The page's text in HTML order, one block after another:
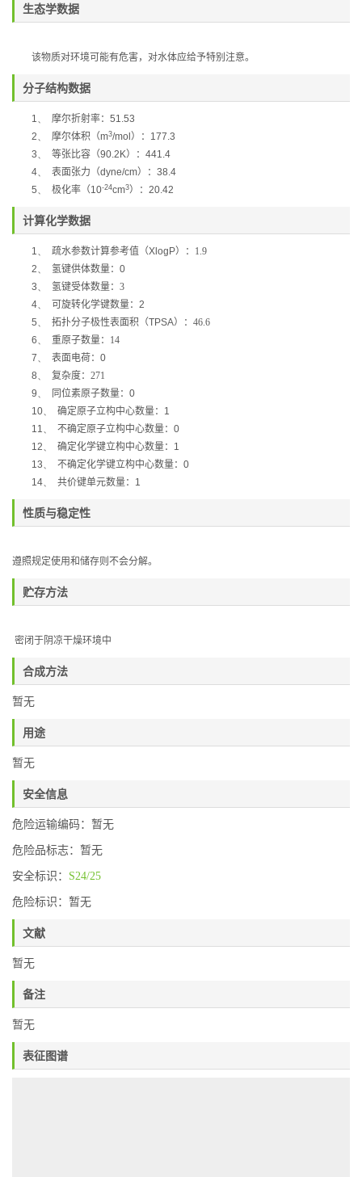
生态学数据
该物质对环境可能有危害，对水体应给予特别注意。
分子结构数据
1、 摩尔折射率： 51.53
2、
摩尔体积（m3/mol ）： 177.3
3、
等张比容（90.2K）： 441.4
4、
表面张力（dyne/cm）： 38.4
5、
极化率 （10-24cm3）： 20.42
计算化学数据
1、 疏水参数计算参考值（XlogP）：1.9
2、
氢键供体数量： 0
3、
氢键受体数量：3
4、
可旋转化学键数量： 2
5、
拓扑分子极性表面积（TPSA）：46.6
6、
重原子数量：14
7、
表面电荷： 0
8、
复杂度：271
9、
同位素原子数量： 0
10、
确定原子立构中心数量： 1
11、
不确定原子立构中心数量： 0
12、
确定化学键立构中心数量： 1
13、
不确定化学键立构中心数量： 0
14、
共价键单元数量： 1
性质与稳定性
遵照规定使用和储存则不会分解。
贮存方法
密闭于阴凉干燥环境中
合成方法
暂无
用途
暂无
安全信息
危险运输编码：暂无
危险品标志：暂无
安全标识： S24/25
危险标识：暂无
文献
暂无
备注
暂无
表征图谱